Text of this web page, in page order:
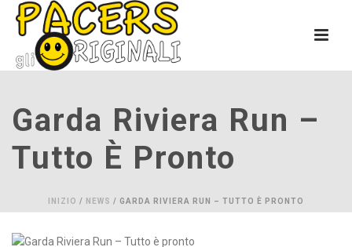
Garda Riviera Run –
Tutto È Pronto
INIZIO / NEWS / GARDA RIVIERA RUN – TUTTO È PRONTO